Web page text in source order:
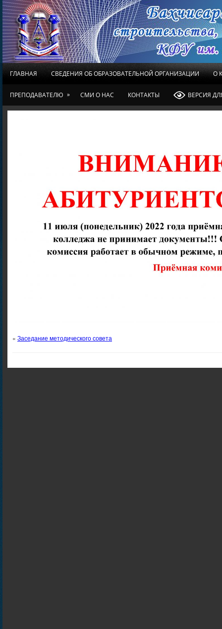
ГЛАВНАЯ СВЕДЕНИЯ ОБ ОБРАЗОВАТЕЛЬНОЙ ОРГАНИЗАЦИИ О
ПРЕПОДАВАТЕЛЮ » СМИ О НАС КОНТАКТЫ ВЕРСИЯ
« Заседание методического совета